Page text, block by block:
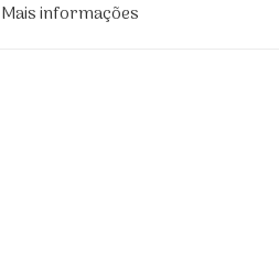
Mais informações